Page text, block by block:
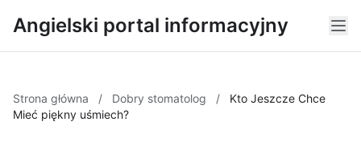
Angielski portal informacyjny
Strona główna / Dobry stomatolog /
Kto Jeszcze Chce
Mieć piękny uśmiech?